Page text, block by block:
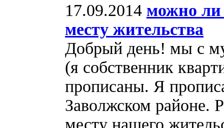
17.09.2014 можно ли
месту жительства
Добрый день! мы с
(я собственник
прописаны. Я
Заволжском районе.
месту нашего